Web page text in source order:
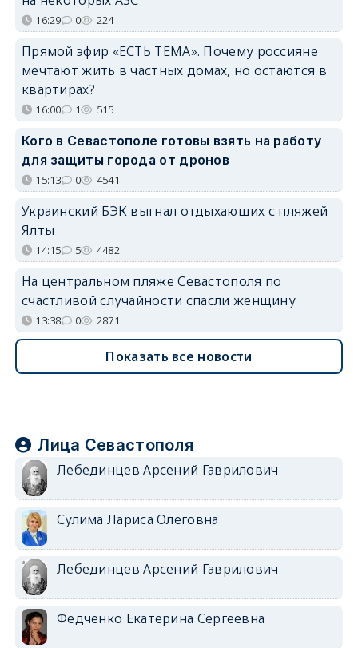
16:29 0 224
Прямой эфир «ЕСТЬ ТЕМА». Почему россияне
мечтают жить в частных домах, но остаются в
квартирах?
16:00 1 515
Кого в Севастополе готовы взять на работу
для защиты города от дронов
15:13 0 4541
Украинский БЭК выгнал отдыхающих с пляжей
Ялты
14:15 5 4482
На центральном пляже Севастополя по
счастливой случайности спасли женщину
13:38 0 2871
Показать все новости
Лица Севастополя
Лебединцев Арсений Гаврилович
Сулима Лариса Олеговна
Лебединцев Арсений Гаврилович
Федченко Екатерина Сергеевна